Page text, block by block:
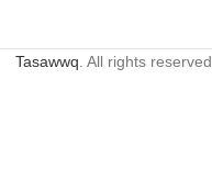
Tasawwq . All rights reserved